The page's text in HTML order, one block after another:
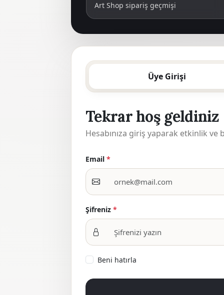
Art Shop sipariş geçmişi
Üye Girişi
Tekrar hoş geldiniz
Hesabınıza giriş yaparak etkinlik
Email *
Şifreniz *
Beni hatırla